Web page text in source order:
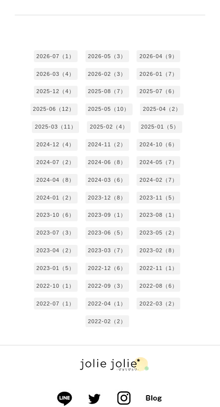
2026-07（1） 2026-05（3） 2026-04（9）
2026-03（4） 2026-02（3） 2026-01（7）
2025-12（4） 2025-08（7） 2025-07（6）
2025-06（12） 2025-05（10） 2025-04（2）
2025-03（11） 2025-02（4） 2025-01（5）
2024-12（4） 2024-11（2） 2024-10（6）
2024-07（2） 2024-06（8） 2024-05（7）
2024-04（8） 2024-03（6） 2024-02（7）
2024-01（2） 2023-12（8） 2023-11（5）
2023-10（6） 2023-09（1） 2023-08（1）
2023-07（3） 2023-06（5） 2023-05（2）
2023-04（2） 2023-03（7） 2023-02（8）
2023-01（5） 2022-12（6） 2022-11（1）
2022-10（1） 2022-09（3） 2022-08（6）
2022-07（1） 2022-04（1） 2022-03（2）
2022-02（2）